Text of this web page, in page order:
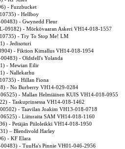
- Fuzzbucket
- Hellboy
- Gwynedd Fleur
09182) - Mörkövaaran Askeri VH14-018-1557
- Try To Stop Me! LM
- Jedisoturi
- Fiktion Kimallus VH14-018-1954
- Oldsfell's Yolanda
- Mewian Eilir
- Nallekarhu
- Hillan Fiona
- No Burberry VH14-029-0284
- Mallan Helmiäinen KUIS VH14-018-0955
- Taskuprinsessa VH14-018-1462
- Taavilan Joakim VH13-018-0718
- Liituraita SAM VH14-018-1160
- Petäjän Piiloleikki VH14-018-1950
– Blendivold Harley
- KF Elara
- TuuHa's Pinnie VH01-046-2956